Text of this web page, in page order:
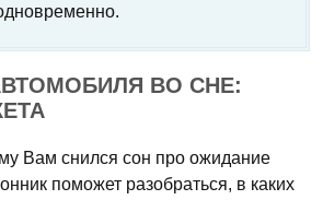
ВО СНЕ:
Вам снился сон про ожидание
поможет разобраться, в каких